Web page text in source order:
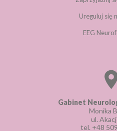
Gabinet
Monika
ul.
tel. +48
EEG
Ureguluj się